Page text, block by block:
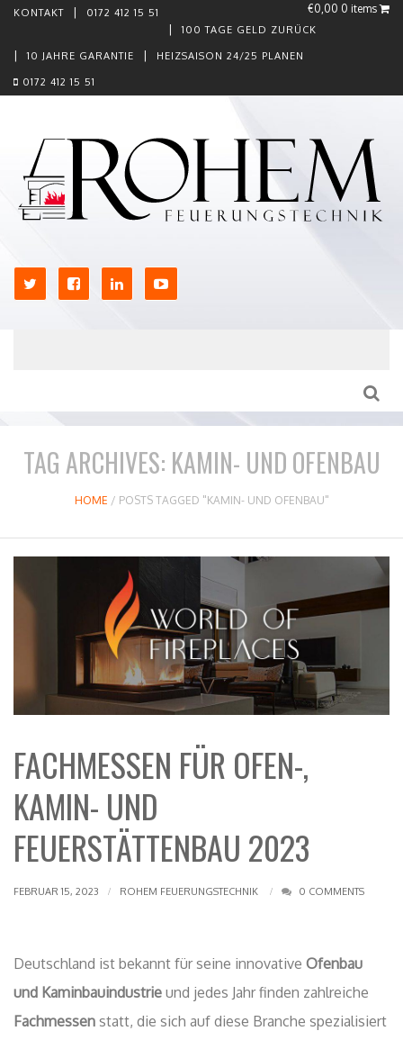
€0,00 0 items
KONTAKT
0172 412 15 51
100 TAGE GELD ZURÜCK
10 JAHRE GARANTIE HEIZSAISON 24/25 PLANEN
0172 412 15 51
TAG ARCHIVES: KAMIN- UND OFENBAU
HOME / POSTS TAGGED "KAMIN- UND OFENBAU"
FACHMESSEN FÜR OFEN-,
KAMIN- UND
FEUERSTÄTTENBAU 2023
FEBRUAR 15, 2023 ROHEM FEUERUNGSTECHNIK 0 COMMENTS
Deutschland ist bekannt für seine innovative Ofenbau
und Kaminbauindustrie und jedes Jahr finden zahlreiche
Fachmessen statt, die sich auf diese Branche spezialisiert